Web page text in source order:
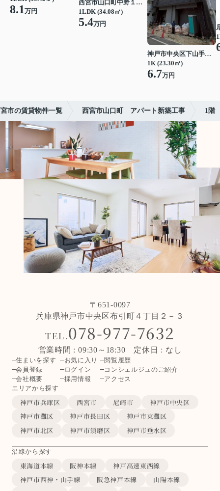
8.1万円
西宮市山口町中野１丁目
1LDK (34.08㎡)
5.4万円
神戸市中央区下山手通７丁目
1K (23.30㎡)
6.7万円
市の賃貸物件一覧 西宮市山口町 アパート新築工事 1階
〒651-0097
兵庫県神戸市中央区布引町４丁目２－３
TEL.078-977-7632
営業時間 : 09:30～18:30 定休日 : なし
住まいを探す お気に入り
閲覧履歴
会員登録
ログイン
コンシェルジュのご紹介
会社概要
採用情報
アクセス
エリアから探す
神戸市兵庫区 西宮市 尼崎市
神戸市中央区
神戸市灘区
神戸市長田区
神戸市東灘区
神戸市北区
神戸市須磨区 神戸市垂水区
沿線から探す
東海道本線 阪神本線
神戸高速東西線
神戸市西神・山手線
阪急神戸本線
山陽本線